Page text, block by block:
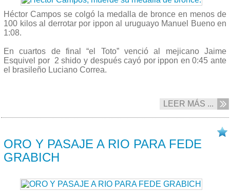
Héctor Campos se colgó la medalla de bronce en menos de
100 kilos al derrotar por ippon al uruguayo Manuel Bueno en
1:08.
En cuartos de final “el Toto” venció al mejicano Jaime
Esquivel por 2 shido y después cayó por ippon en 0:45 ante
el brasileño Luciano Correa.
LEER MÁS ...
ORO Y PASAJE A RIO PARA FEDE
GRABICH